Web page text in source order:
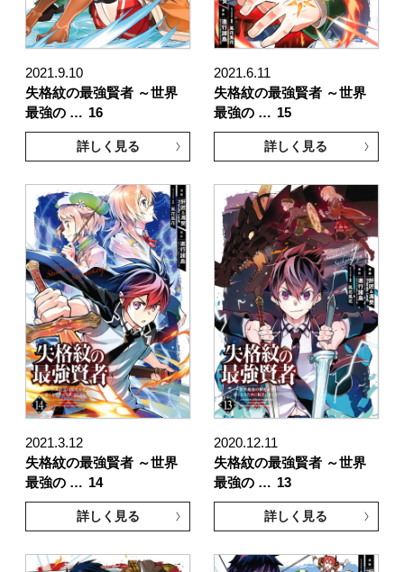
2021.9.10
失格紋の最強賢者 ～世界
最強の … 16
詳しく見る
2021.6.11
失格紋の最強賢者 ～世界
最強の … 15
詳しく見る
2021.3.12
失格紋の最強賢者 ～世界
最強の … 14
詳しく見る
2020.12.11
失格紋の最強賢者 ～世界
最強の … 13
詳しく見る